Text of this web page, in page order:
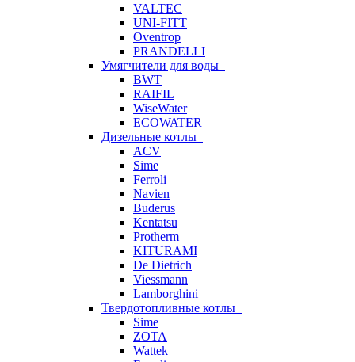
VALTEC
UNI-FITT
Oventrop
PRANDELLI
Умягчители для воды
BWT
RAIFIL
WiseWater
ECOWATER
Дизельные котлы
ACV
Sime
Ferroli
Navien
Buderus
Kentatsu
Protherm
KITURAMI
De Dietrich
Viessmann
Lamborghini
Твердотопливные котлы
Sime
ZOTA
Wattek